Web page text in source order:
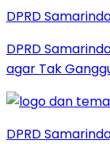
DPRD
DPRD
agar Tak
DPRD